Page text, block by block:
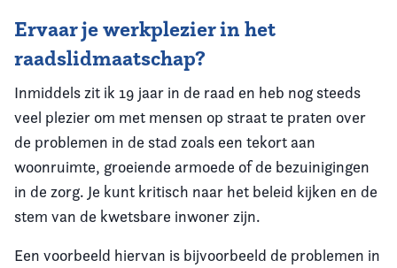
Ervaar je werkplezier in het
raadslidmaatschap?
Inmiddels zit ik 19 jaar in de raad en heb nog steeds
veel plezier om met mensen op straat te praten over
de problemen in de stad zoals een tekort aan
woonruimte, groeiende armoede of de bezuinigingen
in de zorg. Je kunt kritisch naar het beleid kijken en de
stem van de kwetsbare inwoner zijn.
Een voorbeeld hiervan is bijvoorbeeld de problemen in